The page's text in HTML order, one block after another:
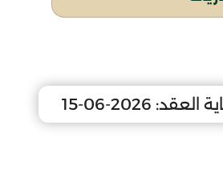
العقد: 2026-06-15